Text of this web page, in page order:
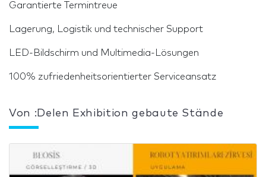
Garantierte Termintreue
Lagerung, Logistik und technischer Support
LED-Bildschirm und Multimedia-Lösungen
100% zufriedenheitsorientierter Serviceansatz
Von :Delen Exhibition gebaute Stände